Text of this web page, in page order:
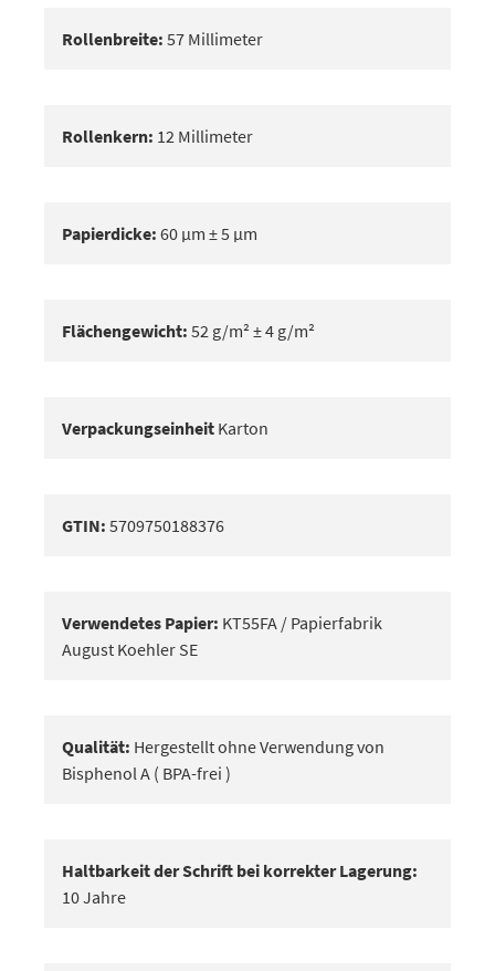
Rollenbreite: 57 Millimeter
Rollenkern: 12 Millimeter
Papierdicke: 60 μm ± 5 μm
Flächengewicht: 52 g/m² ± 4 g/m²
Verpackungseinheit Karton
GTIN: 5709750188376
Verwendetes Papier: KT55FA / Papierfabrik
August Koehler SE
Qualität: Hergestellt ohne Verwendung von
Bisphenol A ( BPA-frei )
Haltbarkeit der Schrift bei korrekter Lagerung:
10 Jahre